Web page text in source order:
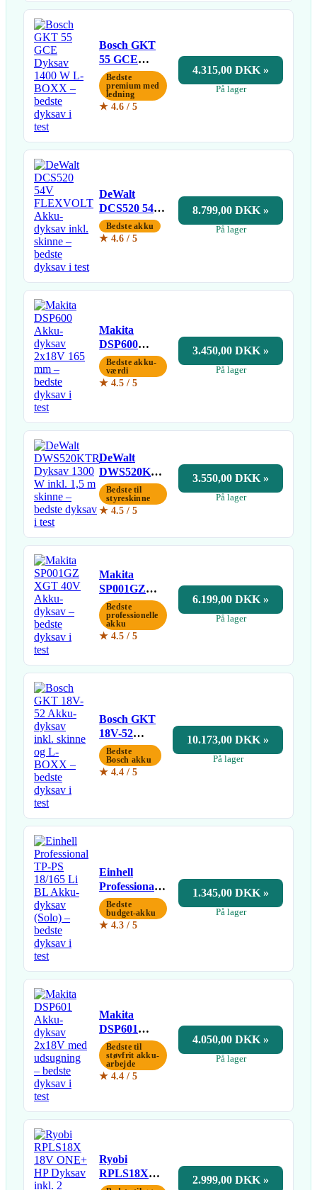
Bosch GKT
55 GCE
Dyksav 1400
W L-BOXX
Bedste
premium med
ledning
★ 4.6 / 5
4.315,00 DKK »
På lager
DeWalt
DCS520 54V
FLEXVOLT
Akku-dyksav
Bedste akku
★ 4.6 / 5
8.799,00 DKK »
På lager
Makita
DSP600
Akku-dyksav
2x18V 165
mm
Bedste akku-
værdi
★ 4.5 / 5
3.450,00 DKK »
På lager
DeWalt
DWS520KTR
Dyksav 1300
W inkl. 1,5 m
skinne
Bedste til
styreskinne
★ 4.5 / 5
3.550,00 DKK »
På lager
Makita
SP001GZ
XGT 40V
Akku-dyksav
Bedste
professionelle
akku
★ 4.5 / 5
6.199,00 DKK »
På lager
Bosch GKT
18V-52
Akku-
dyksav inkl.
skinne og L-
Bedste
Bosch akku
★ 4.4 / 5
10.173,00 DKK »
På lager
Einhell
Professional
TP-PS 18/165
Li BL Akku-
dyksav (Solo)
Bedste
budget-akku
★ 4.3 / 5
1.345,00 DKK »
På lager
Makita
DSP601
Akku-dyksav
2x18V med
udsugning
Bedste til
støvfrit akku-
arbejde
★ 4.4 / 5
4.050,00 DKK »
På lager
Ryobi
RPLS18X
2.999,00 DKK »